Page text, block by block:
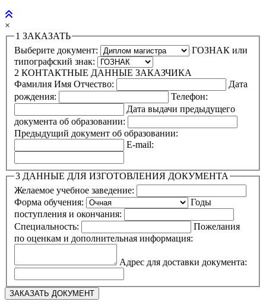
×
1 ЗАКАЗАТЬ
Выберите документ:
ГОЗНАК или
типографский знак:
2 КОНТАКТНЫЕ ДАННЫЕ ЗАКАЗЧИКА
Фамилия Имя Отчество:
Дата
рождения:
Телефон:
Дата выдачи предыдущего
документа об образовании:
Предыдущий документ об образовании:
E-mail:
3 ДАННЫЕ ДЛЯ ИЗГОТОВЛЕНИЯ ДОКУМЕНТА
Желаемое учебное заведение:
Форма обучения:
Годы
поступления и окончания:
Специальность:
Пожелания
по оценкам и дополнительная информация:
Адрес для доставки документа: